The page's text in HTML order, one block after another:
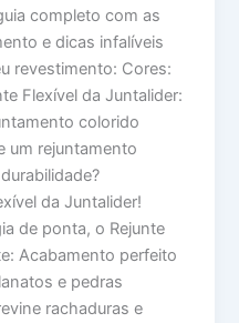
completo com as
e dicas infalíveis
revestimento: Cores:
Flexível da Juntalider:
colorido
um rejuntamento
da Juntalider!
de ponta, o Rejunte
Acabamento perfeito
e pedras
rachaduras e